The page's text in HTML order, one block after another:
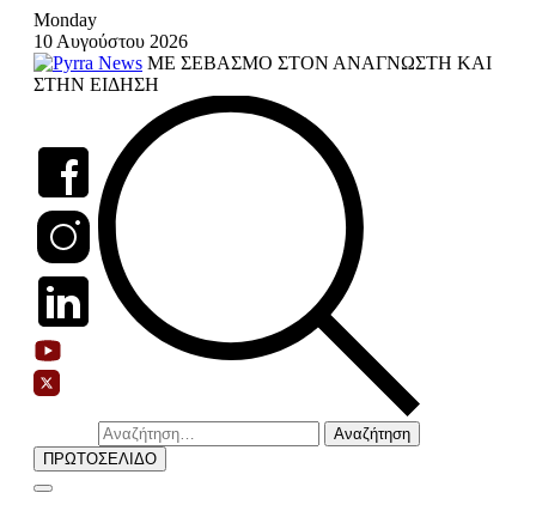
Skip
content
Monday
10 Αυγούστου 2026
ΜΕ ΣΕΒΑΣΜΟ ΣΤΟΝ ΑΝΑΓΝΩΣΤΗ ΚΑΙ
ΣΤΗΝ ΕΙΔΗΣΗ
Αναζήτηση
για:
ΠΡΩΤΟΣΕΛΙΔΟ